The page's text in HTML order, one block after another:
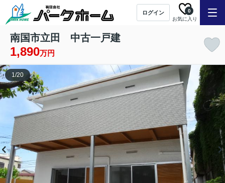
ログイン
お気に入り
0
南国市立田 中古一戸建
1,890万円
1/20